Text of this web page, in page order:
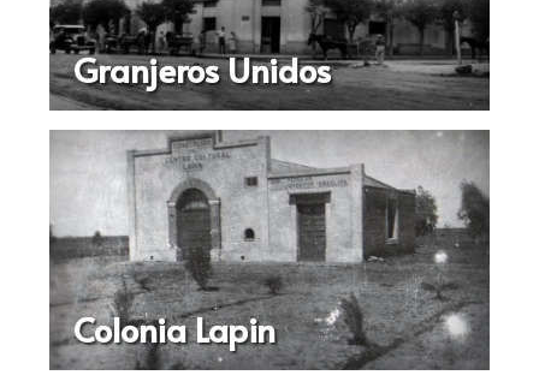
Granjeros Unidos
Colonia Lapin